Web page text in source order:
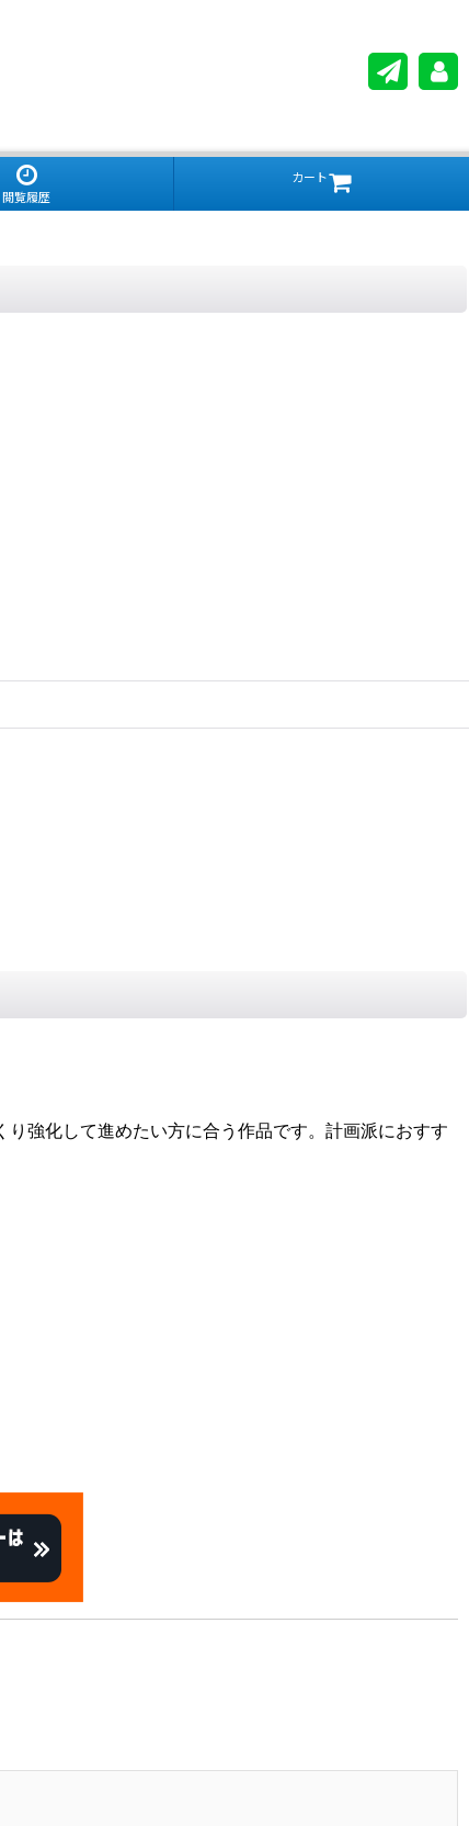
閲覧履歴
カート
強化して進めたい方に合う作品です。計画派におすす